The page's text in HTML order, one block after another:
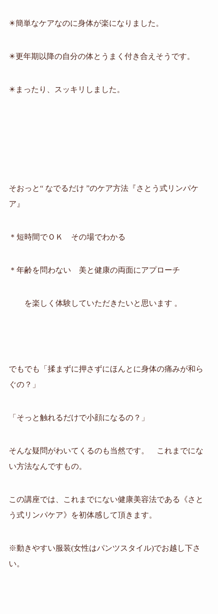
✴️簡単なケアなのに身体が楽になりました。
✴️更年期以降の自分の体とうまく付き合えそうです。
✴️まったり、スッキリしました。
そおっと“ なでるだけ ”のケア方法『さとう式リンパケ
ア』
＊短時間でＯＫ その場でわかる
＊年齢を問わない 美と健康の両面にアプローチ
を楽しく体験していただきたいと思います 。
でもでも「揉まずに押さずにほんとに身体の痛みが和ら
ぐの？」
「そっと触れるだけで小顔になるの？」
そんな疑問がわいてくるのも当然です。 これまでにな
い方法なんですもの。
この講座では、これまでにない健康美容法である《さと
う式リンパケア》を初体感して頂きます。
※動きやすい服装(女性はパンツスタイル)でお越し下さ
い。